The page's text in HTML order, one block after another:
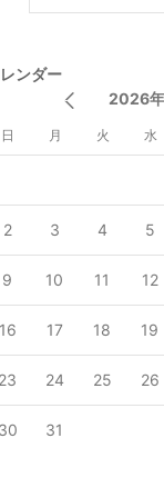
ンダー
2026
日 月 火 水
2 3 4 5
9 10 11 12
17 18 19
24 25 26
31